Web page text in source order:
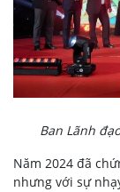
Ban Lãnh
Năm 2024 đã
nhưng với sự